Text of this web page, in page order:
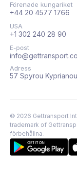
Förenade kungariket
+44 20 4577 1766
USA
+1 302 240 28 90
E-post
Adress
57 Spyrou
© 2026 Gettransport
trademark of
förbehållna.